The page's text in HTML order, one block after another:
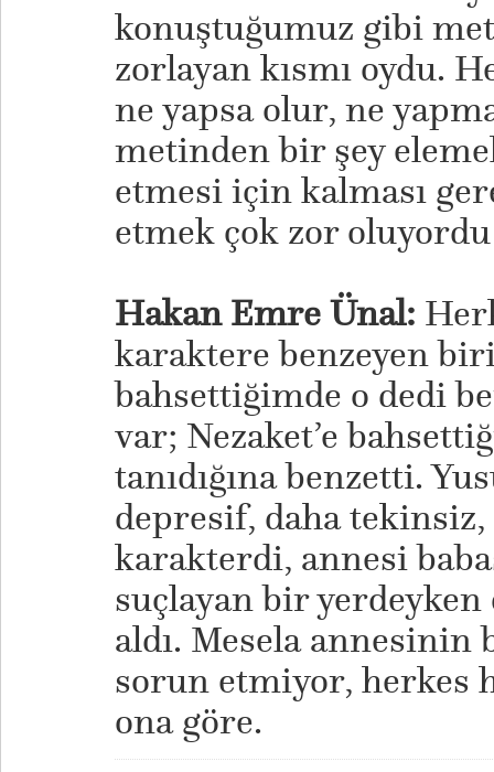
konuştuğumuz gibi
zorlayan kısmı oydu.
ne yapsa olur, ne
metinden bir şey
etmesi için kalması
etmek çok zor
Hakan Emre Ünal:
karaktere benzeyen
bahsettiğimde o dedi
var; Nezaket’e
tanıdığına benzetti.
depresif, daha
karakterdi, annesi
suçlayan bir yerdeyken
aldı. Mesela annesinin
sorun etmiyor, herkes
ona göre.